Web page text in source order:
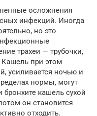
осложнения
инфекций. Иногда
но это
трахеи — трубочки,
при этом
усиливается ночью и
нормы, могут
бронхите кашель сухой
он становится
отходить.